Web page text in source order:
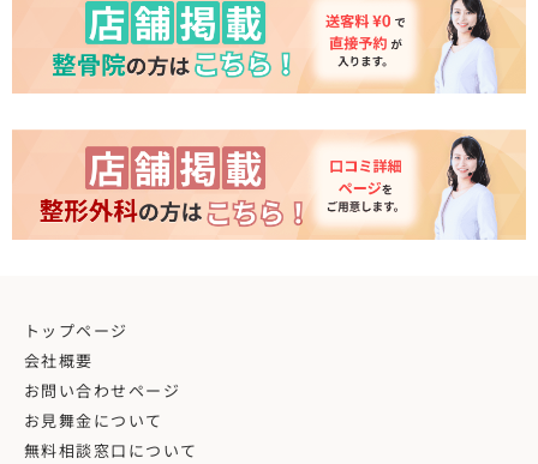
トップページ
会社概要
お問い合わせページ
お見舞金について
無料相談窓口について